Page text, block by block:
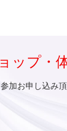
ップ・
加お申し込み頂